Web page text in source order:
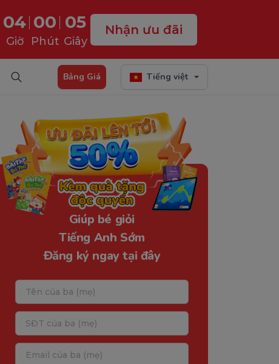
04
Giờ
00
Phút
04
Giây
Nhận ưu đãi
Bảng Giá Tiếng việt
Giúp bé giỏi
Tiếng Anh Sớm
Đăng ký ngay tại đây